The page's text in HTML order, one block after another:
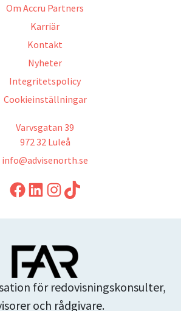
Om Accru Partners
Karriär
Kontakt
Nyheter
Integritetspolicy
Cookieinställningar
Varvsgatan 39
972 32 Luleå
info@advisenorth.se
LinkedIn Instagram TikTok
för redovisningskonsulter,
och rådgivare.